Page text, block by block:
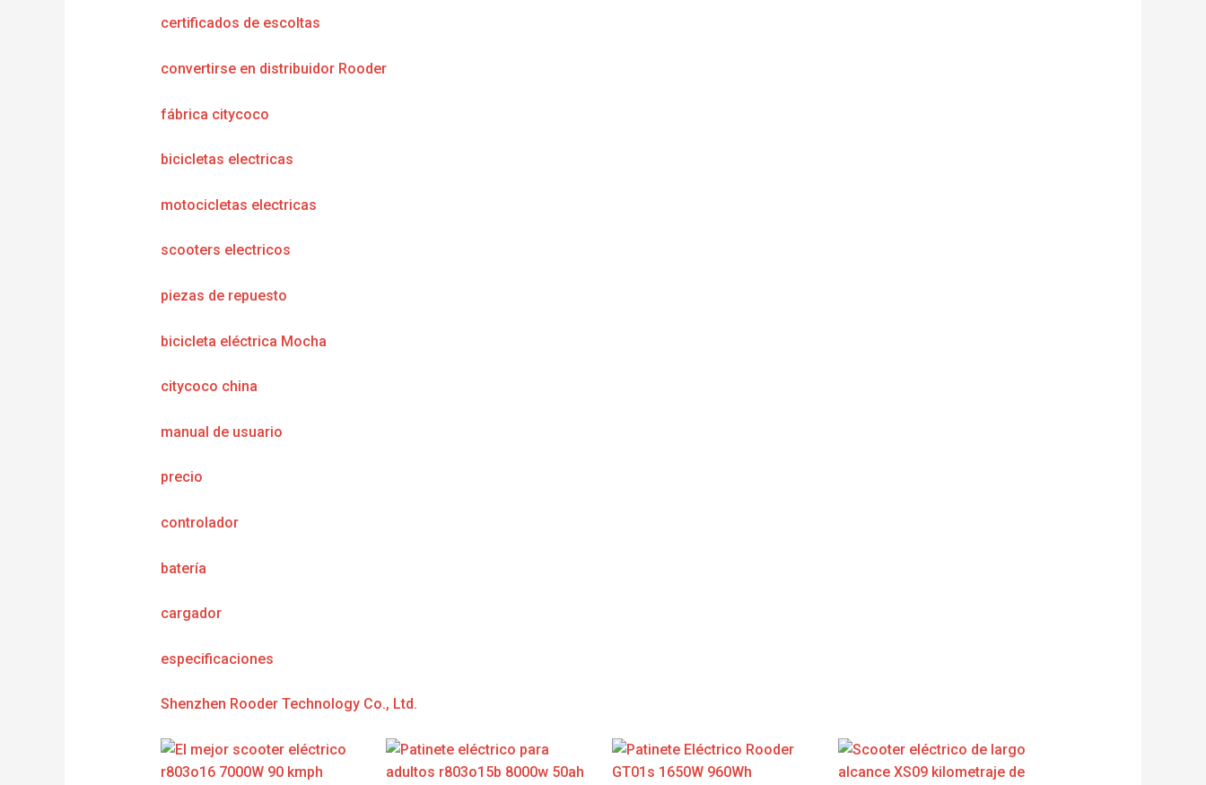
certificados de escoltas
convertirse en distribuidor Rooder
fábrica citycoco
bicicletas electricas
motocicletas electricas
scooters electricos
piezas de repuesto
bicicleta eléctrica Mocha
citycoco china
manual de usuario
precio
controlador
batería
cargador
especificaciones
Shenzhen Rooder Technology Co., Ltd.